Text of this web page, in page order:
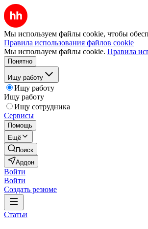
Мы используем файлы cookie, чтобы
Правила использования файлов cookie
Мы используем файлы cookie. Правила
Понятно
Ищу работу
Ищу работу
Ищу работу
Ищу сотрудника
Сервисы
Помощь
Ещё
Поиск
Ардон
Войти
Войти
Создать резюме
Статьи